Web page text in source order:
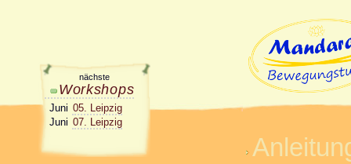
nächste
Workshops
Juni 05. Leipzig
Juni 07. Leipzig